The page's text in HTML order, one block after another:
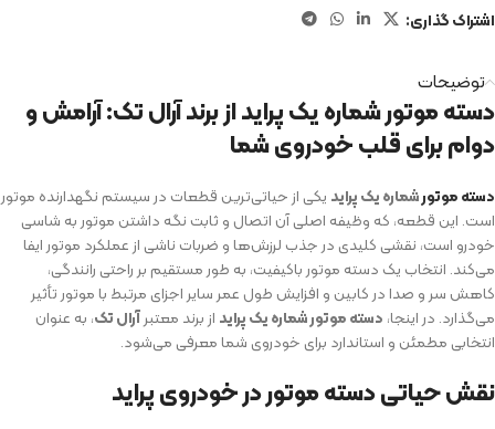
اشتراک گذاری:
توضیحات
دسته موتور شماره یک پراید از برند آرال تک: آرامش و
دوام برای قلب خودروی شما
دسته موتورشماره یک پراید یکی از حیاتی‌ترین قطعات در سیستم نگهدارنده موتور
است. این قطعه، که وظیفه اصلی آن اتصال و ثابت نگه داشتن موتور به شاسی
خودرو است، نقشی کلیدی در جذب لرزش‌ها و ضربات ناشی از عملکرد موتور ایفا
می‌کند. انتخاب یک دسته موتور باکیفیت، به طور مستقیم بر راحتی رانندگی،
کاهش سر و صدا در کابین و افزایش طول عمر سایر اجزای مرتبط با موتور تأثیر
می‌گذارد. در اینجا، دسته موتور شماره یک پراید از برند معتبرآرال تک، به عنوان
انتخابی مطمئن و استاندارد برای خودروی شما معرفی می‌شود.
نقش حیاتی دسته موتور در خودروی پراید